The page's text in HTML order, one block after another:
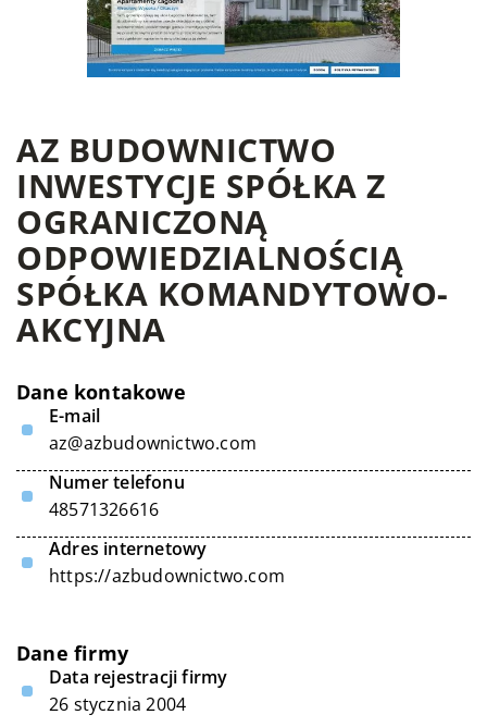
AZ BUDOWNICTWO
INWESTYCJE SPÓŁKA Z
OGRANICZONĄ
ODPOWIEDZIALNOŚCIĄ
SPÓŁKA KOMANDYTOWO-
AKCYJNA
Dane kontakowe
E-mail
az@azbudownictwo.com
Numer telefonu
48571326616
Adres internetowy
https://azbudownictwo.com
Dane firmy
Data rejestracji firmy
26 stycznia 2004